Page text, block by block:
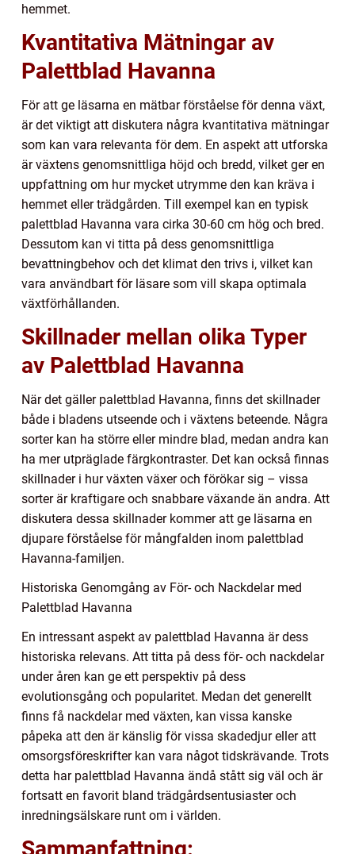
hemmet.
Kvantitativa Mätningar av
Palettblad Havanna
För att ge läsarna en mätbar förståelse för denna växt,
är det viktigt att diskutera några kvantitativa mätningar
som kan vara relevanta för dem. En aspekt att utforska
är växtens genomsnittliga höjd och bredd, vilket ger en
uppfattning om hur mycket utrymme den kan kräva i
hemmet eller trädgården. Till exempel kan en typisk
palettblad Havanna vara cirka 30-60 cm hög och bred.
Dessutom kan vi titta på dess genomsnittliga
bevattningbehov och det klimat den trivs i, vilket kan
vara användbart för läsare som vill skapa optimala
växtförhållanden.
Skillnader mellan olika Typer
av Palettblad Havanna
När det gäller palettblad Havanna, finns det skillnader
både i bladens utseende och i växtens beteende. Några
sorter kan ha större eller mindre blad, medan andra kan
ha mer utpräglade färgkontraster. Det kan också finnas
skillnader i hur växten växer och förökar sig – vissa
sorter är kraftigare och snabbare växande än andra. Att
diskutera dessa skillnader kommer att ge läsarna en
djupare förståelse för mångfalden inom palettblad
Havanna-familjen.
Historiska Genomgång av För- och Nackdelar med
Palettblad Havanna
En intressant aspekt av palettblad Havanna är dess
historiska relevans. Att titta på dess för- och nackdelar
under åren kan ge ett perspektiv på dess
evolutionsgång och popularitet. Medan det generellt
finns få nackdelar med växten, kan vissa kanske
påpeka att den är känslig för vissa skadedjur eller att
omsorgsföreskrifter kan vara något tidskrävande. Trots
detta har palettblad Havanna ändå stått sig väl och är
fortsatt en favorit bland trädgårdsentusiaster och
inredningsälskare runt om i världen.
Sammanfattning: